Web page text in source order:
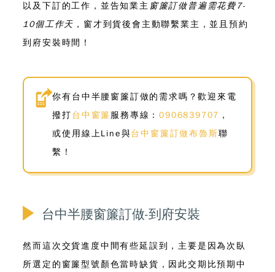
以及下訂的工作，並告知業主 窗簾訂做普遍需花費7-
10個工作天 ，窗才到貨後會主動聯繫業主，並且預約
到府安裝時間！
你有台中半腰窗簾訂做的需求嗎？歡迎來電
撥打台中窗簾 服務專線：0906839707 ，
或使用線上Line與台中窗簾訂做布魯斯聯
繫！
台中半腰窗簾訂做-到府安裝
然而這次交貨進度中間有些延誤到，主要是因為次臥
所選定的窗簾型號顏色當時缺貨，因此交期比預期中